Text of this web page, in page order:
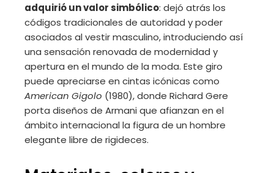
adquirió un valor simbólico: dejó atrás los
códigos tradicionales de autoridad y poder
asociados al vestir masculino, introduciendo así
una sensación renovada de modernidad y
apertura en el mundo de la moda. Este giro
puede apreciarse en cintas icónicas como
American Gigolo (1980), donde Richard Gere
porta diseños de Armani que afianzan en el
ámbito internacional la figura de un hombre
elegante libre de rigideces.